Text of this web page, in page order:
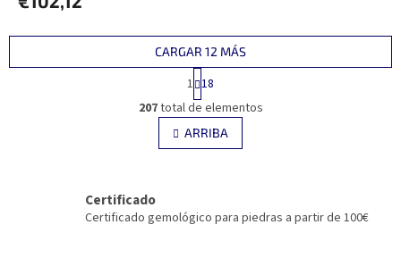
C
o
n
t
e
CARGAR 12 MÁS
a
g
i
n
a
n
1 18
207total de elementos
ARRIBA
Certificado
Certificado gemológico para piedras a partir de 100€